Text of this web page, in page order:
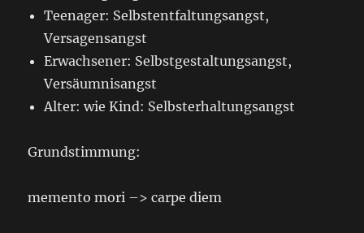
Teenager: Selbstentfaltungsangst,
Versagensangst
Erwachsener: Selbstgestaltungsangst,
Versäumnisangst
Alter: wie Kind: Selbsterhaltungsangst
Grundstimmung:
memento mori –> carpe diem